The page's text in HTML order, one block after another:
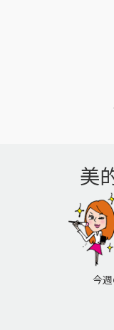
美
今